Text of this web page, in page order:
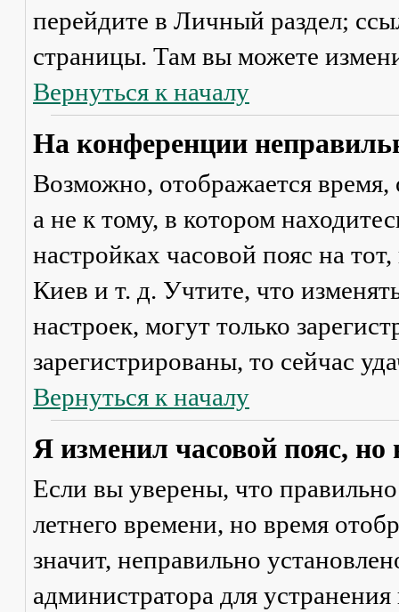
перейдите в Личный раздел;
страницы. Там вы можете
Вернуться к началу
На конференции
Возможно, отображается время,
а не к тому, в котором
настройках часовой пояс на
Киев и т. д. Учтите, что
настроек, могут только
зарегистрированы, то сейчас
Вернуться к началу
Я изменил часовой пояс,
Если вы уверены, что
летнего времени, но время
значит, неправильно
администратора для